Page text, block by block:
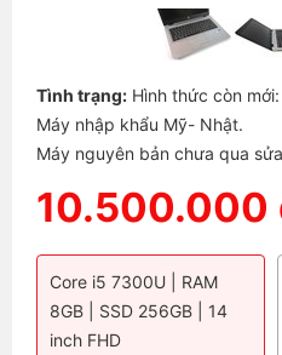
Tình trạng: Hình thức còn
Máy nhập khẩu Mỹ- Nhật.
Máy nguyên bản chưa qua
10.500.000
Core i5 7300U | RAM
8GB | SSD 256GB | 14
inch FHD